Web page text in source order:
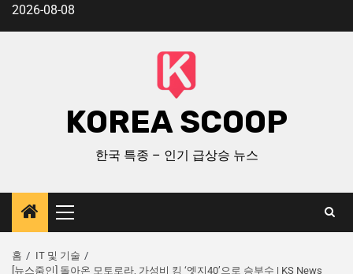
2026-08-08
KOREA SCOOP
한국 특종 – 인기 급상승 뉴스
홈
IT 및 기술
[뉴스줌인] 돌아온 모토로라, 가성비 킹 ‘엣지40’으로 승부수 | KS News